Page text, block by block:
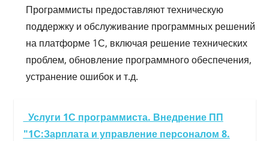
Программисты предоставляют техническую
поддержку и обслуживание программных решений
на платформе 1С, включая решение технических
проблем, обновление программного обеспечения,
устранение ошибок и т.д.
Услуги 1С программиста. Внедрение ПП
"1С:Зарплата и управление персоналом 8.